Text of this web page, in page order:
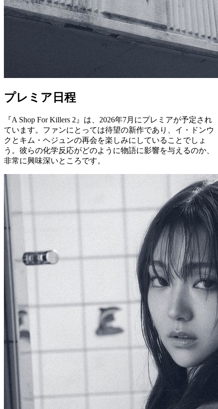
プレミア日程
『A Shop For Killers 2』は、2026年7月にプレミアが予定され
ています。ファンにとっては待望の新作であり、イ・ドンウ
クとキム・ヘジュンの再会を楽しみにしていることでしょ
う。彼らの化学反応がどのように物語に影響を与えるのか、
非常に興味深いところです。